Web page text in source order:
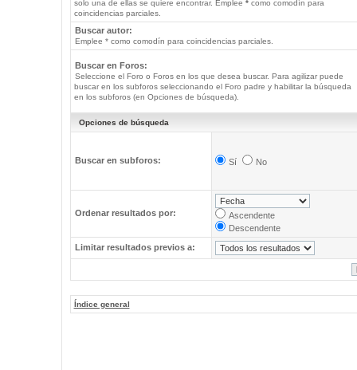
solo una de ellas se quiere encontrar. Emplee *como comodín para
coincidencias parciales.
Buscar autor:
Emplee * como comodín para coincidencias parciales.
Buscar en Foros:
Seleccione el Foro o Foros en los que desea buscar. Para agilizar puede
buscar en los subforos seleccionando el Foro padre y habilitar la búsqueda
en los subforos (en Opciones de búsqueda).
Opciones de búsqueda
Buscar en subforos: Sí No
Ordenar resultados por:
Ascendente
Descendente
Limitar resultados previos a:
Índice general